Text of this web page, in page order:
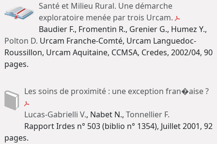
Santé et Milieu Rural. Une démarche
exploratoire menée par trois Urcam.
Baudier F., Fromentin R., Grenier G., Humez Y.,
Polton D. Urcam Franche-Comté, Urcam Languedoc-
Roussillon, Urcam Aquitaine, CCMSA, Credes, 2002/04, 90
pages.
Les soins de proximité : une exception fran�aise ?
Lucas-Gabrielli V., Nabet N., Tonnellier F.
Rapport Irdes n° 503 (biblio n° 1354), Juillet 2001, 92
pages.